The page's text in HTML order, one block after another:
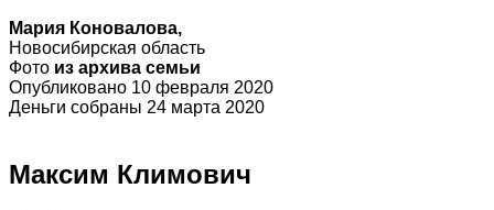
Мария Коновалова,
Новосибирская область
Фото из архива семьи
Опубликовано 10 февраля 2020
Деньги собраны 24 марта 2020
Максим Климович